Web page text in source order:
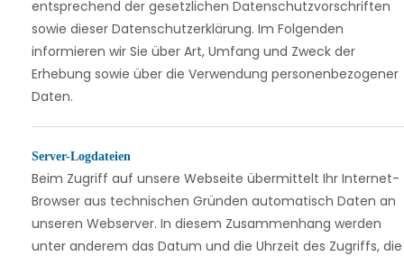
entsprechend der gesetzlichen Datenschutzvorschriften
sowie dieser Datenschutzerklärung. Im Folgenden
informieren wir Sie über Art, Umfang und Zweck der
Erhebung sowie über die Verwendung personenbezogener
Daten.
Server-Logdateien
Beim Zugriff auf unsere Webseite übermittelt Ihr Internet-
Browser aus technischen Gründen automatisch Daten an
unseren Webserver. In diesem Zusammenhang werden
unter anderem das Datum und die Uhrzeit des Zugriffs, die